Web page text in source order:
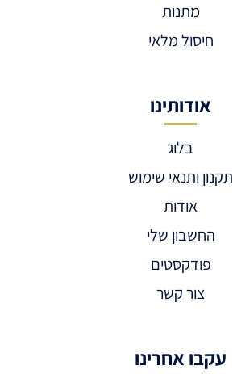
מתנות
חיסול מלאי
אודותינו
בלוג
תקנון ותנאי שימוש
אודות
החשבון שלי
פודקסטים
צור קשר
עקבו אחרינו